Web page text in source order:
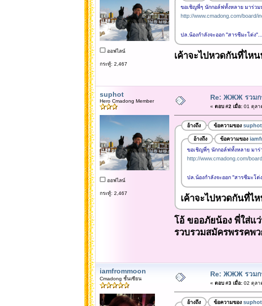
ออฟไลน์
กระทู้: 2,467
ขอเชิญพี่ๆ นักกอล์ฟทั้งหลาย มาร่วม
http://www.cmadong.com/board/
ปล.น้องกำลังจะออก "สารซีมะโด่ง
เค้าจะไปหวดกันที่ไห
suphot
Hero Cmadong Member
ออฟไลน์
กระทู้: 2,467
Re: ЖЖЖ รวม
« ตอบ #2 เมื่อ:01 ตุลา
อ้างถึง ข้อความของ suphot
อ้างถึง ข้อความของ
ขอเชิญพี่ๆ นักกอล์ฟทั้งหลาย มาร่
http://www.cmadong.com/
ปล.น้องกำลังจะออก "สารซีมะโ
เค้าจะไปหวดกันที่ไ
โอ้ ขออภัยน้อง พี่ใส่แว่
รวบรวมสมัครพรรคพ
iamfrommoon
Cmadong ชั้นเซียน
Re: ЖЖЖ รวม
« ตอบ #3 เมื่อ:02 ตุลา
อ้างถึง ข้อความของ suphot